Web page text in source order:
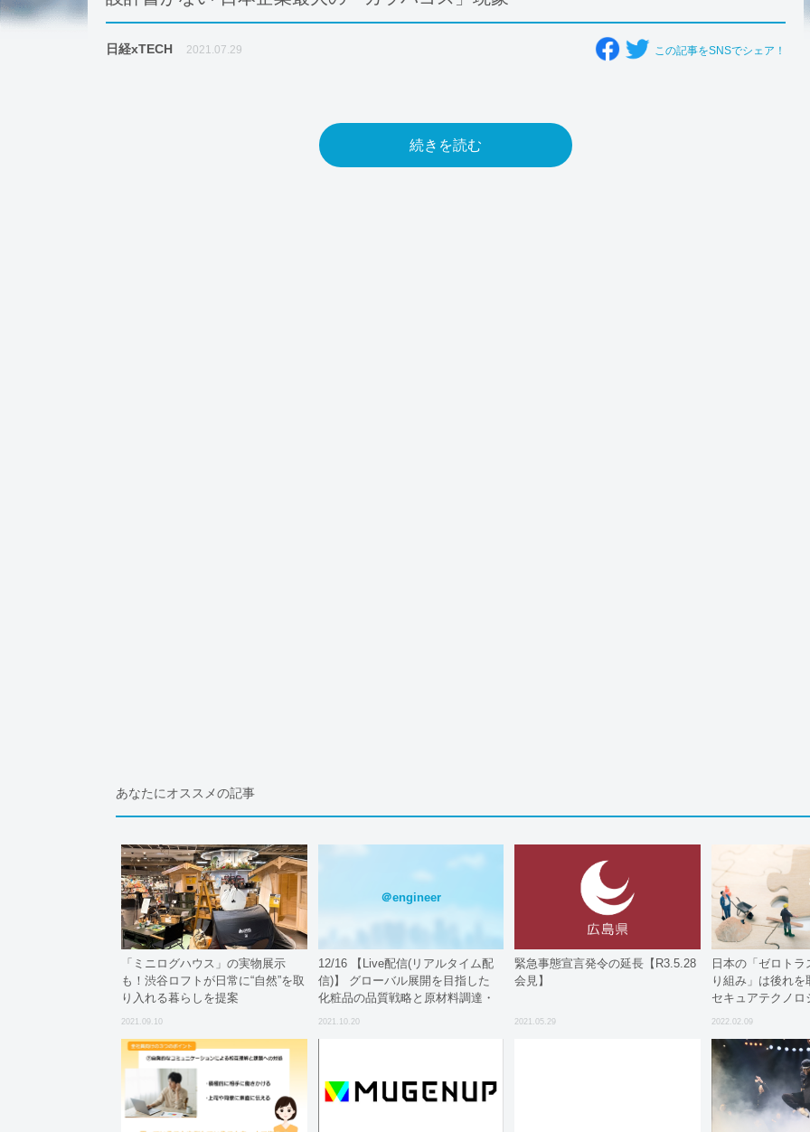
日経xTECH 2021.07.29 この記事をSNSでシェア！
続きを読む
あなたにオススメの記事
「ミニログハウス」の実物展示
も！渋谷ロフトが日常に“自然”を取
り入れる暮らしを提案
2021.09.10
＠engineer
12/16 【Live配信(リアルタイム配
信)】 グローバル展開を目指した
化粧品の品質戦略と原材料調達・
2021.10.20
緊急事態宣言発令の延長【R3.5.28
会見】
2021.05.29
日本の「ゼロト
り組み」は後れ
セキュアテクノロ
2022.02.09